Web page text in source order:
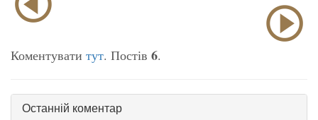
Коментувати тут. Постів 6.
Останній коментар